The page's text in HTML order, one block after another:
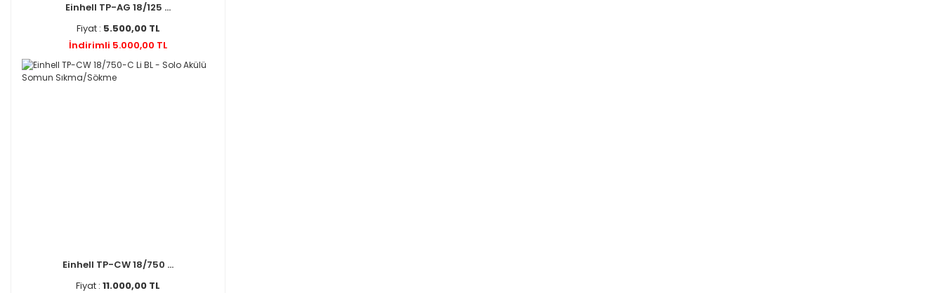
Einhell TP-AG 18/125 ...
Fiyat : 5.500,00 TL
İndirimli 5.000,00 TL
Einhell TP-CW 18/750 ...
Fiyat : 11.000,00 TL